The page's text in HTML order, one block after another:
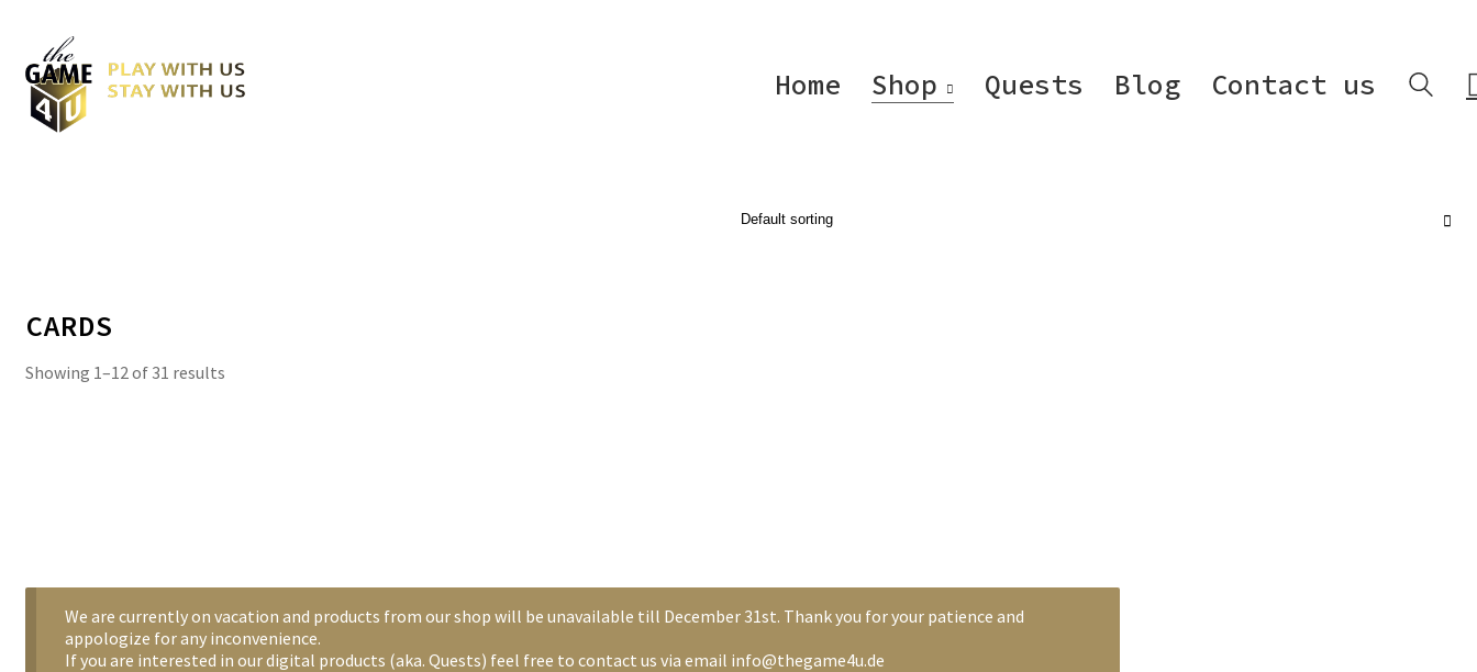
Home Shop Quests Blog Contact us
CARDS
Showing 1–12 of 31 results
Default sorting
We are currently on vacation and products from our shop will be unavailable till December 31st. Thank you for your patience and
appologize for any inconvenience.
If you are interested in our digital products (aka. Quests) feel free to contact us via email info@thegame4u.de